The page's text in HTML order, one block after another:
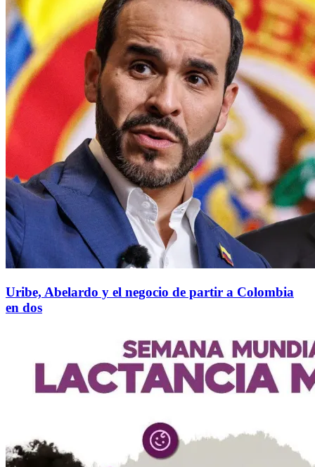
Uribe, Abelardo y el negocio de partir a Colombia
en dos